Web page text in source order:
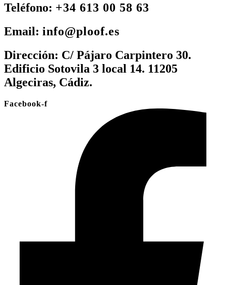
Teléfono: +34 613 00 58 63
Email: info@ploof.es
Dirección: C/ Pájaro Carpintero 30.
Edificio Sotovila 3 local 14. 11205
Algeciras, Cádiz.
Facebook-f